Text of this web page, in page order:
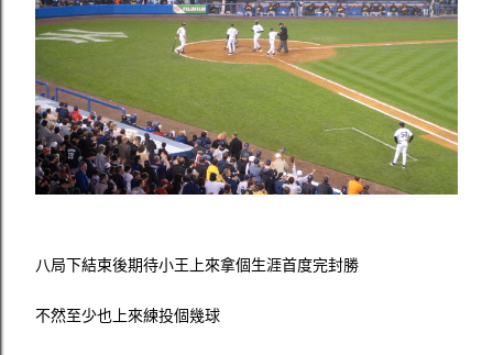
八局下結束後期待小王上來拿個生涯首度完封勝
不然至少也上來練投個幾球